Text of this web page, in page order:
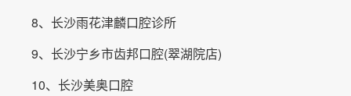
8、长沙雨花津麟口腔诊所
9、长沙宁乡市齿邦口腔(翠湖院店)
10、长沙美奥口腔